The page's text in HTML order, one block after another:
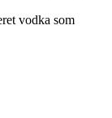
vodka som